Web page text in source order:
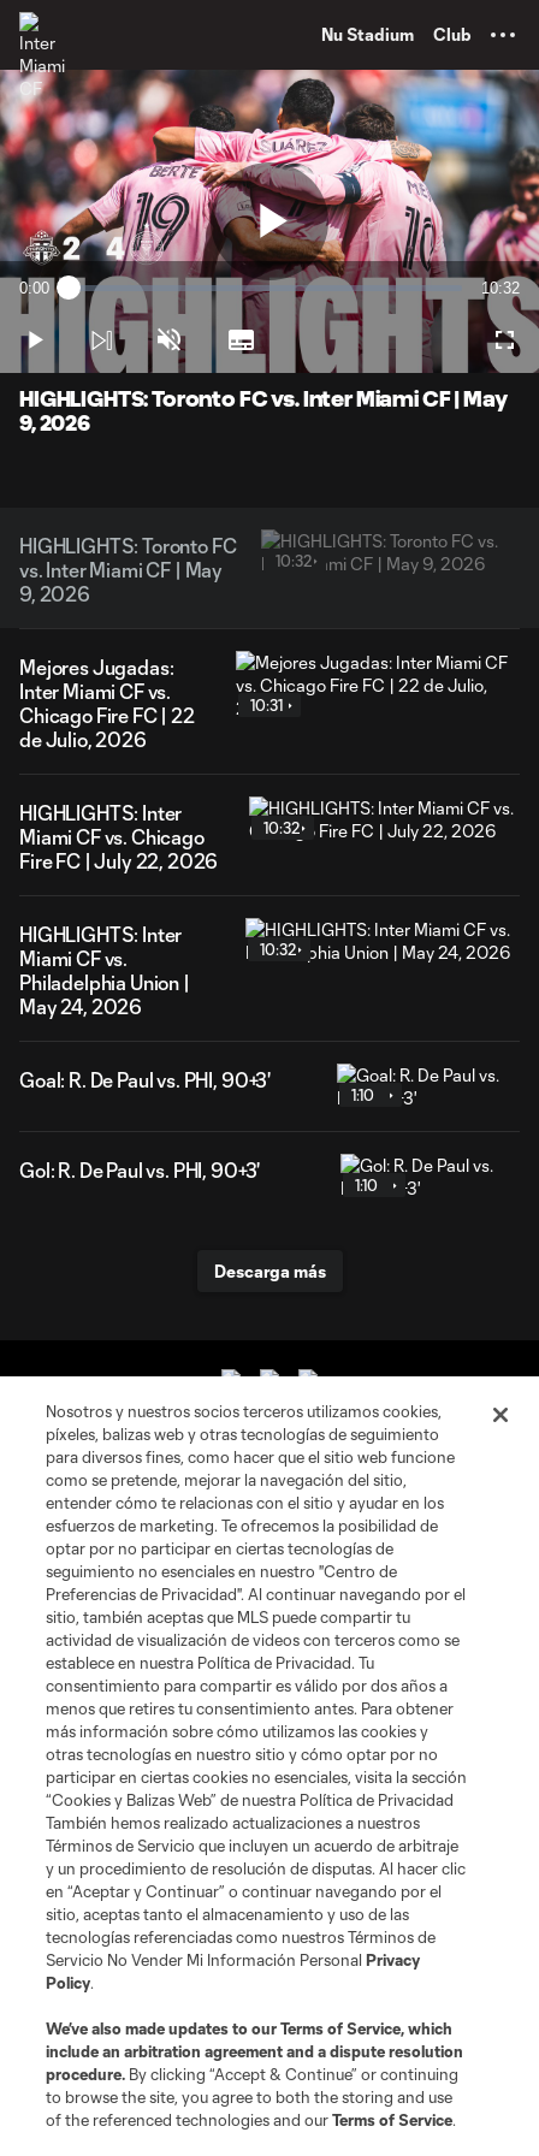
Nu Stadium Club
Play
Video
Current
Time
0:00 Loaded
1.57%
10:32
Play Unmute Subtitles
HIGHLIGHTS: Toronto FC vs. Inter Miami CF | May
9, 2026
HIGHLIGHTS: Toronto FC
vs. Inter Miami CF | May
9, 2026
10:32
Mejores Jugadas:
Inter Miami CF vs.
Chicago Fire FC | 22
de Julio, 2026
10:31
HIGHLIGHTS: Inter
Miami CF vs. Chicago
Fire FC | July 22, 2026
10:32
HIGHLIGHTS: Inter
Miami CF vs.
Philadelphia Union |
May 24, 2026
10:32
Goal: R. De Paul vs. PHI, 90+3'
1:10
Gol: R. De Paul vs. PHI, 90+3'
1:10
Descarga más
Sitios Web del Club
Club
Tickets
News
MLSSOCCER.COM
Terminos de servicio
Politica de privacidad
Do Not Sell or Share My Personal Information
Cookies Settings
©2026 MLS. The Major League Soccer and MLS name and shield are
registered trademarks of Major League Soccer, L.L.C. (“MLS”). The names
and logos of MLS teams are registered and/or common law trademarks of
Nosotros y nuestros socios terceros utilizamos cookies,
píxeles, balizas web y otras tecnologías de seguimiento
para diversos fines, como hacer que el sitio web funcione
como se pretende, mejorar la navegación del sitio,
entender cómo te relacionas con el sitio y ayudar en los
esfuerzos de marketing. Te ofrecemos la posibilidad de
optar por no participar en ciertas tecnologías de
seguimiento no esenciales en nuestro "Centro de
Preferencias de Privacidad". Al continuar navegando por el
sitio, también aceptas que MLS puede compartir tu
actividad de visualización de videos con terceros como se
establece en nuestra Política de Privacidad. Tu
consentimiento para compartir es válido por dos años a
menos que retires tu consentimiento antes. Para obtener
más información sobre cómo utilizamos las cookies y
otras tecnologías en nuestro sitio y cómo optar por no
participar en ciertas cookies no esenciales, visita la sección
“Cookies y Balizas Web” de nuestra Política de Privacidad
También hemos realizado actualizaciones a nuestros
Términos de Servicio que incluyen un acuerdo de arbitraje
y un procedimiento de resolución de disputas. Al hacer clic
en “Aceptar y Continuar” o continuar navegando por el
sitio, aceptas tanto el almacenamiento y uso de las
tecnologías referenciadas como nuestros Términos de
Servicio No Vender Mi Información PersonalPrivacy
Policy.
We’ve also made updates to ourTerms of Service, which
include an arbitration agreement and a dispute resolution
procedure. By clicking “Accept & Continue” or continuing
to browse the site, you agree to both the storing and use
of the referenced technologies and ourTerms of Service.